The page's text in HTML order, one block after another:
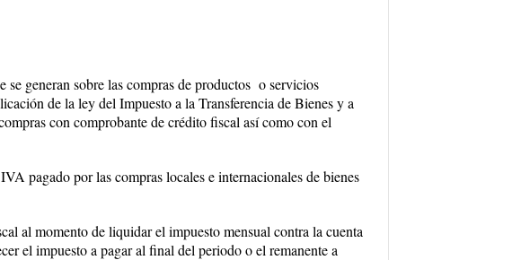
se generan sobre las compras de productos o servicios
de la ley del Impuesto a la Transferencia de Bienes y a
con comprobante de crédito fiscal así como con el
pagado por las compras locales e internacionales de bienes
al momento de liquidar el impuesto mensual contra la cuenta
el impuesto a pagar al final del periodo o el remanente a